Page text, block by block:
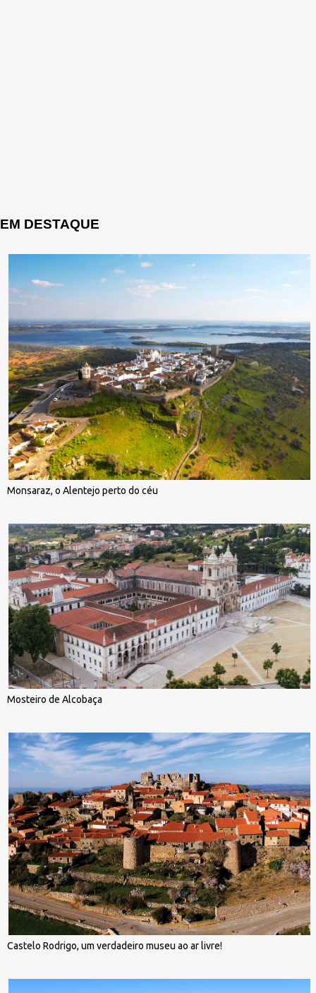
EM DESTAQUE
Monsaraz, o Alentejo perto do céu
Mosteiro de Alcobaça
Castelo Rodrigo, um verdadeiro museu ao ar livre!